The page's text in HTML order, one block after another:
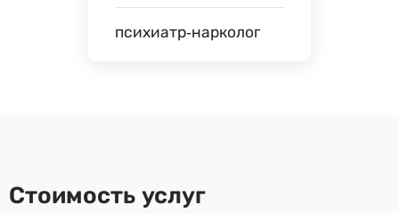
психиатр-нарколог
Стоимость услуг